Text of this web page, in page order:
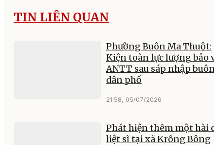
TIN LIÊN QUAN
Phường Buôn Ma Thuột:
Kiện toàn lực lượng bảo
ANTT sau sáp nhập
dân phố
21:58, 05/07/2026
Phát hiện thêm một hài
liệt sĩ tại xã Krông Bông